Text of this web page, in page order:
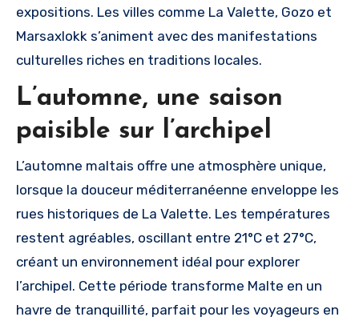
expositions. Les villes comme La Valette, Gozo et
Marsaxlokk s’animent avec des manifestations
culturelles riches en traditions locales.
L’automne, une saison
paisible sur l’archipel
L’automne maltais offre une atmosphère unique,
lorsque la douceur méditerranéenne enveloppe les
rues historiques de La Valette. Les températures
restent agréables, oscillant entre 21°C et 27°C,
créant un environnement idéal pour explorer
l’archipel. Cette période transforme Malte en un
havre de tranquillité, parfait pour les voyageurs en